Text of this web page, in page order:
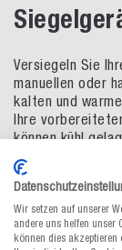
Versiegeln Sie
manuellen oder
kalten und
Ihre
können kühl
in der Küche
Siegelgeräte
max. Größe
max.
Wir setzen auf unserer
andere uns helfen unser
können dies